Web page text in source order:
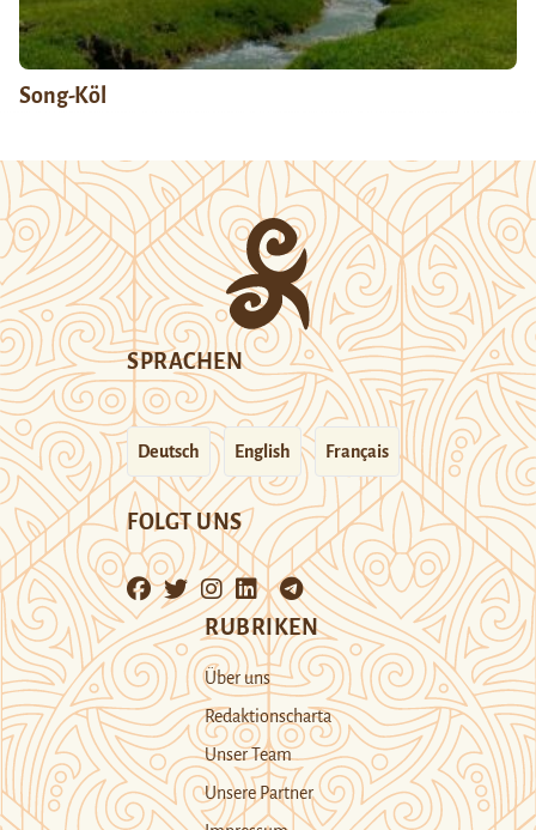
Song-Köl
SPRACHEN
Deutsch English Français
FOLGT UNS
RUBRIKEN
Über uns
Redaktionscharta
Unser Team
Unsere Partner